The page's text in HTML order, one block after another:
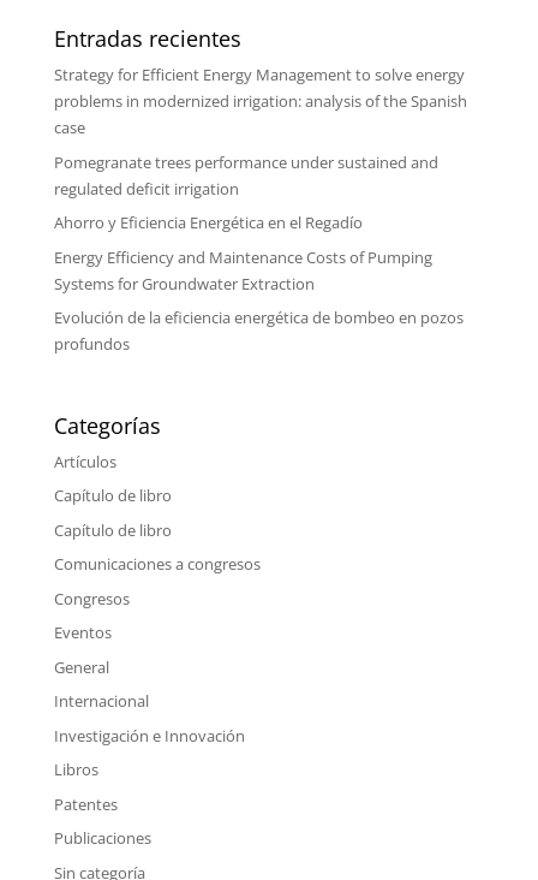
Entradas recientes
Strategy for Efficient Energy Management to solve energy
problems in modernized irrigation: analysis of the Spanish
case
Pomegranate trees performance under sustained and
regulated deficit irrigation
Ahorro y Eficiencia Energética en el Regadío
Energy Efficiency and Maintenance Costs of Pumping
Systems for Groundwater Extraction
Evolución de la eficiencia energética de bombeo en pozos
profundos
Categorías
Artículos
Capítulo de libro
Capítulo de libro
Comunicaciones a congresos
Congresos
Eventos
General
Internacional
Investigación e Innovación
Libros
Patentes
Publicaciones
Sin categoría